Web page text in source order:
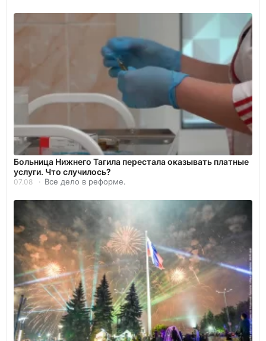
Больница Нижнего Тагила перестала оказывать платные
услуги. Что случилось?
07.08 Все дело в реформе.